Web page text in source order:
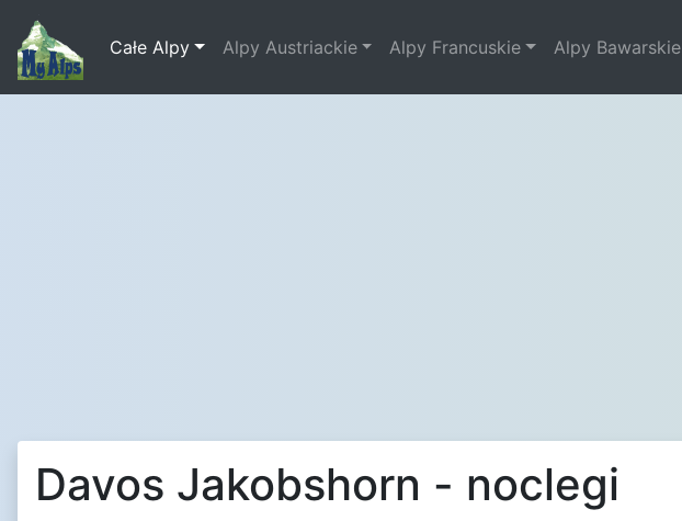
Całe Alpy Alpy Austriackie Alpy Francuskie Alpy Bawarskie
Davos Jakobshorn - noclegi